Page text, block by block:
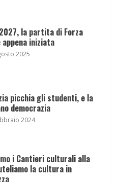
la partita di Forza
iniziata
2025
picchia gli studenti, e la
democrazia
2024
i Cantieri culturali alla
la cultura in